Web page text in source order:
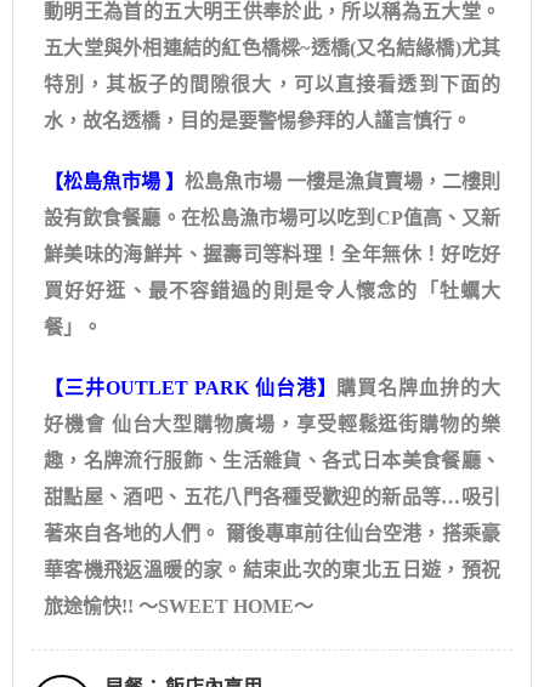
動明王為首的五大明王供奉於此，所以稱為五大堂。
五大堂與外相連結的紅色橋樑~透橋(又名結緣橋)尤其
特別，其板子的間隙很大，可以直接看透到下面的
水，故名透橋，目的是要警惕參拜的人謹言慎行。
【松島魚市場 】 松島魚市場 一樓是漁貨賣場，二樓則
設有飲食餐廳。在松島漁市場可以吃到CP值高、又新
鮮美味的海鮮丼、握壽司等料理！全年無休！好吃好
買好好逛、最不容錯過的則是令人懷念的「牡蠣大
餐」。
【三井OUTLET PARK 仙台港】 購買名牌血拚的大
好機會 仙台大型購物廣場，享受輕鬆逛街購物的樂
趣，名牌流行服飾、生活雜貨、各式日本美食餐廳、
甜點屋、酒吧、五花八門各種受歡迎的新品等…吸引
著來自各地的人們。 爾後專車前往仙台空港，搭乘豪
華客機飛返溫暖的家。結束此次的東北五日遊，預祝
旅途愉快!! ～SWEET HOME～